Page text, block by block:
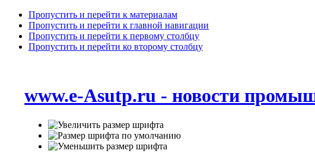
Пропустить и перейти к материалам
Пропустить и перейти к главной навигации
Пропустить и перейти к первому столбцу
Пропустить и перейти ко второму столбцу
www.e-Asutp.ru - новости